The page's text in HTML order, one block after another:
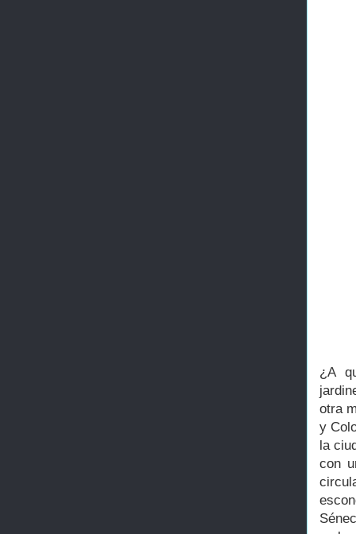
¿A
otra
y
la
con